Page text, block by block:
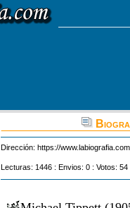
Dirección: https://
Lecturas: 1446 : Envios: 0 : Votos: